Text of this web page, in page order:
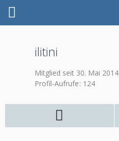
ilitini
Mitglied seit 30. Mai 2014
Profil-Aufrufe 124